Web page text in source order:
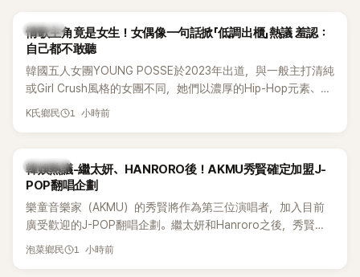
K-POP
情歌主角竟是女生！女偶像一句話掀「低調出櫃」熱議 羞認：
自己都不敢聽
韓國五人女團YOUNG POSSE於2023年出道，與一般主打清純
或Girl Crush風格的女團不同，她們以濃厚的Hip-Hop元素、自
創Rap及成員親自參與創作為特色，MV也融入美式街頭、塗
為第五代女團中極具辨識度的新生代代表之一。
K氏鄉民 1 小時前
熱議討論
韓娛熱議-繼太妍、HANRORO後！AKMU秀賢確定加盟J-
POP翻唱企劃
樂童音樂家（AKMU）的秀賢將作為第三位演唱者，加入目前
廣受歡迎的J-POP翻唱企劃。繼太妍和Hanroro之後，秀賢已
獲選為第三首翻唱歌曲的主唱，並於近期完成錄音。
泡菜鄉民 1 小時前